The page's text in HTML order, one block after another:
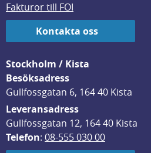
Fakturor till FOI
Kontakta oss
Stockholm / Kista
Besöksadress
Gullfossgatan 6, 164 40 Kista
Leveransadress
Gullfossgatan 12, 164 40 Kista
Telefon: 08-555 030 00